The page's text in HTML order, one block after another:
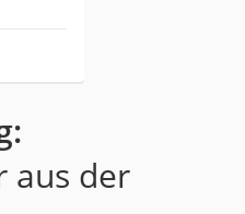
aus der